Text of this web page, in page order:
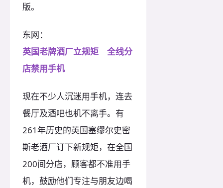
版。
东网：
英国老牌酒厂立规矩 全线分
店禁用手机
现在不少人沉迷用手机，连去
餐厅及酒吧也机不离手。有
261年历史的英国塞缪尔史密
斯老酒厂订下新规矩，在全国
200间分店，顾客都不准用手
机，鼓励他们专注与朋友边喝